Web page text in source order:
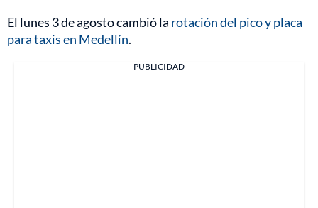
El lunes 3 de agosto cambió la rotación del pico y placa
para taxis en Medellín.
PUBLICIDAD